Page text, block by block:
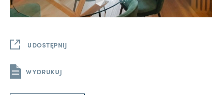
UDOSTĘPNIJ
WYDRUKUJ